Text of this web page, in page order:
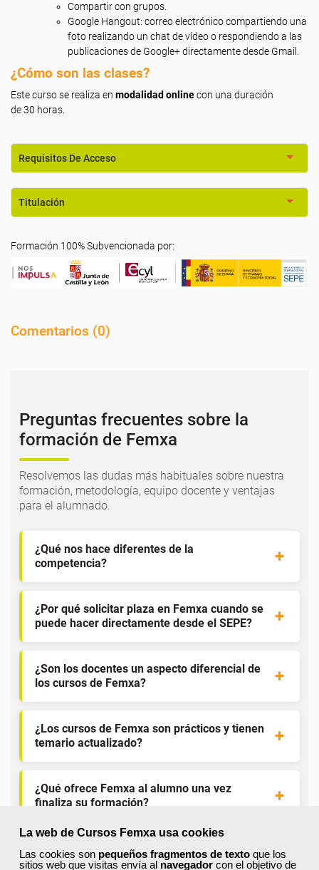
La web de Cursos Femxa usa cookies
Las cookies son pequeños fragmentos de texto que los
sitios web que visitas envía al navegador con el objetivo de
Compartir con grupos.
Google Hangout: correo electrónico compartiendo una
foto realizando un chat de vídeo o respondiendo a las
publicaciones de Google+ directamente desde Gmail.
¿Cómo son las clases?
Este curso se realiza en modalidad onlinecon una duración
de 30 horas.
Requisitos De Acceso
Titulación
Formación 100% Subvencionada por:
Comentarios (0)
Preguntas frecuentes sobre la
formación de Femxa
Resolvemos las dudas más habituales sobre nuestra
formación, metodología, equipo docente y ventajas
para el alumnado.
¿Qué nos hace diferentes de la
competencia?
¿Por qué solicitar plaza en Femxa cuando se
puede hacer directamente desde el SEPE?
¿Son los docentes un aspecto diferencial de
los cursos de Femxa?
¿Los cursos de Femxa son prácticos y tienen
temario actualizado?
¿Qué ofrece Femxa al alumno una vez
finaliza su formación?
¿Recibiré un certificado al finalizar un curso
gratuito?